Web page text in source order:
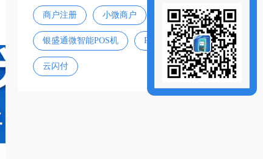
商户注册 小微商户
银盛通微智能POS机 POS机办理
云闪付